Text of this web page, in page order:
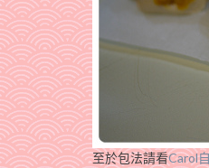
至於包法請看Carol